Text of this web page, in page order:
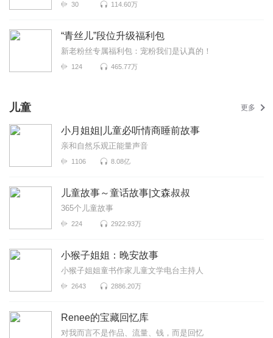
30 114.60万
“青丝儿”段位升级福利包
新老粉丝专属福利包：宠粉我们是认真的！
124 465.77万
儿童 更多
小月姐姐|儿童必听情商睡前故事
亲和自然乐观正能量声音
1106 8.08亿
儿童故事～童话故事|文森叔叔
365个儿童故事
224 2922.93万
小猴子姐姐：晚安故事
小猴子姐姐童书作家儿童文学电台主持人
2643 2886.20万
Renee的宝藏回忆库
对我而言不是作品、流量、钱，而是回忆